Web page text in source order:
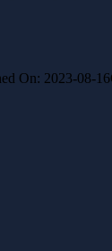
On: 2023-08-16